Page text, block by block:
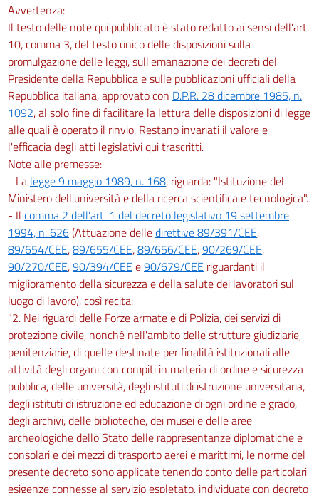
Avvertenza:
Il testo delle note qui pubblicato è stato redatto ai sensi dell'art.
10, comma 3, del testo unico delle disposizioni sulla
promulgazione delle leggi, sull'emanazione dei decreti del
Presidente della Repubblica e sulle pubblicazioni ufficiali della
Repubblica italiana, approvato con D.P.R. 28 dicembre 1985, n.
1092, al solo fine di facilitare la lettura delle disposizioni di legge
alle quali è operato il rinvio. Restano invariati il valore e
l'efficacia degli atti legislativi qui trascritti.
Note alle premesse:
- La legge 9 maggio 1989, n. 168, riguarda: "Istituzione del
Ministero dell'università e della ricerca scientifica e tecnologica".
- Il comma 2 dell'art. 1 del decreto legislativo 19 settembre
1994, n. 626(Attuazione delledirettive 89/391/CEE,
89/654/CEE,89/655/CEE,89/656/CEE,90/269/CEE,
90/270/CEE,90/394/CEE e90/679/CEE riguardanti il
miglioramento della sicurezza e della salute dei lavoratori sul
luogo di lavoro), così recita:
"2. Nei riguardi delle Forze armate e di Polizia, dei servizi di
protezione civile, nonché nell'ambito delle strutture giudiziarie,
penitenziarie, di quelle destinate per finalità istituzionali alle
attività degli organi con compiti in materia di ordine e sicurezza
pubblica, delle università, degli istituti di istruzione universitaria,
degli istituti di istruzione ed educazione di ogni ordine e grado,
degli archivi, delle biblioteche, dei musei e delle aree
archeologiche dello Stato delle rappresentanze diplomatiche e
consolari e dei mezzi di trasporto aerei e marittimi, le norme del
presente decreto sono applicate tenendo conto delle particolari
esigenze connesse al servizio espletato, individuate con decreto